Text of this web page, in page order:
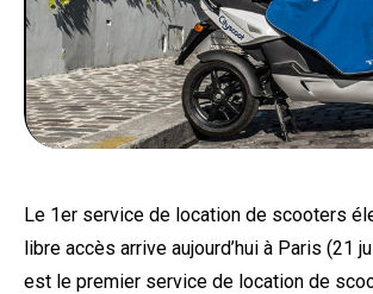
Le 1er service de location de scooters
libre accès arrive aujourd’hui à Paris (21
est le premier service de location de